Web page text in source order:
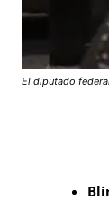
El diputado